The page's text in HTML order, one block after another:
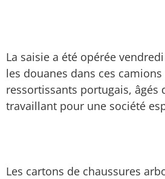
La saisie a été opérée
les douanes dans ces
ressortissants portugais, âgés
travaillant pour une société
Les cartons de chaussures